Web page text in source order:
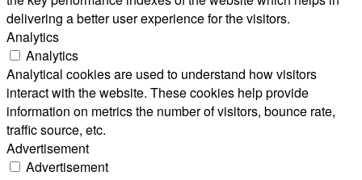
delivering a better user experience for the visitors.
Analytics
Analytics
Analytical cookies are used to understand how visitors
interact with the website. These cookies help provide
information on metrics the number of visitors, bounce rate,
traffic source, etc.
Advertisement
Advertisement